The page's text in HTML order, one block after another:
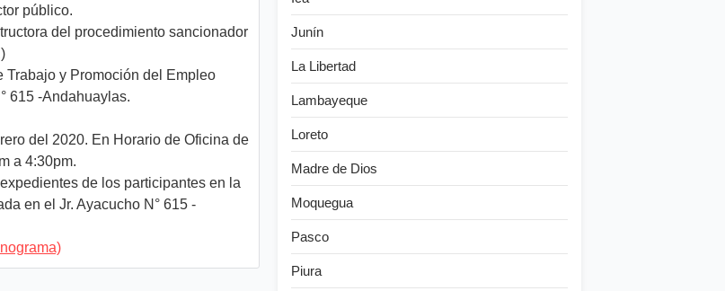
público.
del procedimiento sancionador
Trabajo y Promoción del Empleo
615 -Andahuaylas.
del 2020. En Horario de Oficina de
a 4:30pm.
de los participantes en la
en el Jr. Ayacucho N° 615 -
Junín
La Libertad
Lambayeque
Loreto
Madre de Dios
Moquegua
Pasco
Piura